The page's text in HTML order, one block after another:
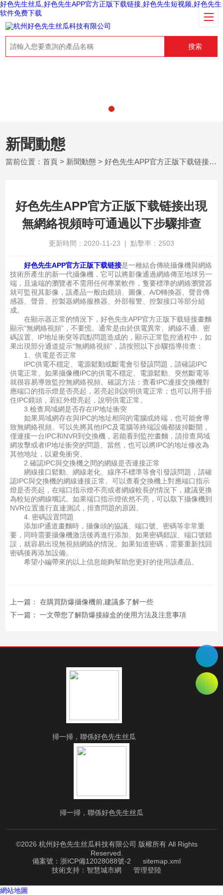
好色先生丝瓜,好色先生APP官方正版下载链接,好色先生短视频,好色先生
软件免费下载
搜索
新聞動態
當前位置：首頁 > 新聞動態 > 好色先生APP官方正版下载链接出現無網絡視頻時可通過以下步驟排查
好色先生APP官方正版下载链接出現
無網絡視頻時可通過以下步驟排查
更新時間：2020-11-23 | 點擊率：2503
好色先生APP官方正版下载链接是一種結合傳統攝像機與網絡
技術所產生的新一代攝像機，它可以將影像通過網絡傳至地球另一
端，且遠端的瀏覽者不需用任何專業軟件，隻要標準的網絡瀏覽器
就可監視其影像，該產品一般由鏡頭、圖像、A/D轉換器、聲音傳
感器、聲音、控製器網絡服務器、外部報警、控製接口等部分組
成。
在顯示器正常的情況下，好色先生APP官方正版下载链接畫麵
顯示“無網絡視頻”，不要慌。通常是由於供電異常、網線不通、密
碼設置、IP地址衝突等四點問題造成的，顯示正常監控過程中，如
果出現部分通道提示“無網絡視頻”，請按照以下步驟指導排查：
1、供電是否正常
IPC供電不穩定、電源鬆動或斷電會引發該問題，請確認IPC
供電正常。如果攝像機IPC的供電不穩定、電源鬆動、突然斷電等
就很容易導致監控無網絡視頻。確認方法：查看IPC連接交換機對
應端口的指示燈是否亮起，若亮起則說明供電正常；也可以用手捂
住IPC鏡頭，若紅外燈亮起，說明供電正常。
3.檢查局域網是否存在IP地址衝突
如果局域網存在與IPC的地址相同的電腦或終端，也可能會導
致無網絡視頻。可以先將其他IPC及電腦等終端設備都拔掉斷開，
僅連接一台IPC和NVR到交換機，若能看到監控畫麵，請排查局域
網攻擊或者IP地址衝突的問題。當然，也可以將IPC的地址修改為
其他地址，以避免衝突。
2.確認IPC與交換機之間的網線是否連接正常
網線接口鬆動、網線老化、線序不標準等會引發該問題，請確
認IPC與交換機的網線連接正常。可以查看交換機上對應端口指示
燈是否亮起，在端口指示燈不亮或者網線較長的情況下，建議更換
為較短的網線嚐試。如果端口指示燈依然不亮，可以取下攝像機到
NVR位置進行直連測試，排查問題的原因。
4. 密碼設置問題
添加IP通道畫麵時，攝像頭的協議、端口號、密碼等非常重
要，同時需要攝像機激活後再進行添加。如果密碼錯誤、端口號錯
誤，就容易出現無視頻網絡的情況。如果知道密碼，需要重新找回
密碼後再添加設備。
希望小編帶來的以上信息能夠幫助您更好的使用該產品。
上一篇： 在購買防爆攝像機前,建議多了解一些
下一篇： 一文帶您了解防爆接線盒的使用方法及注意事項
掃一掃，聯係好色先生丝瓜
掃一掃，聯係好色先生丝瓜
©2026 杭州好色先生丝瓜科技有限公司 版權所有 All Rights
Reserved.
備案號：浙ICP備12028088號-2
sitemap.xml
技術支持： 智慧城市網 管理登陸
網站地圖